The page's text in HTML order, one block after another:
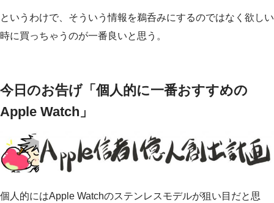
というわけで、そういう情報を鵜呑みにするのではなく欲しい
時に買っちゃうのが一番良いと思う。
今日のお告げ「個人的に一番おすすめの
Apple Watch」
個人的にはApple Watchのステンレスモデルが狙い目だと思